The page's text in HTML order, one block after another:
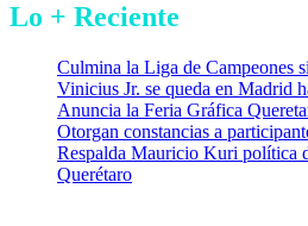
Lo + Reciente
Culmina la Liga de Campeones
Vinicius Jr. se queda en Madrid
Anuncia la Feria Gráfica
Otorgan constancias a
Respalda Mauricio Kuri política
Querétaro